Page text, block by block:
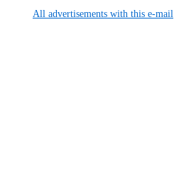
All advertisements with this e-mail